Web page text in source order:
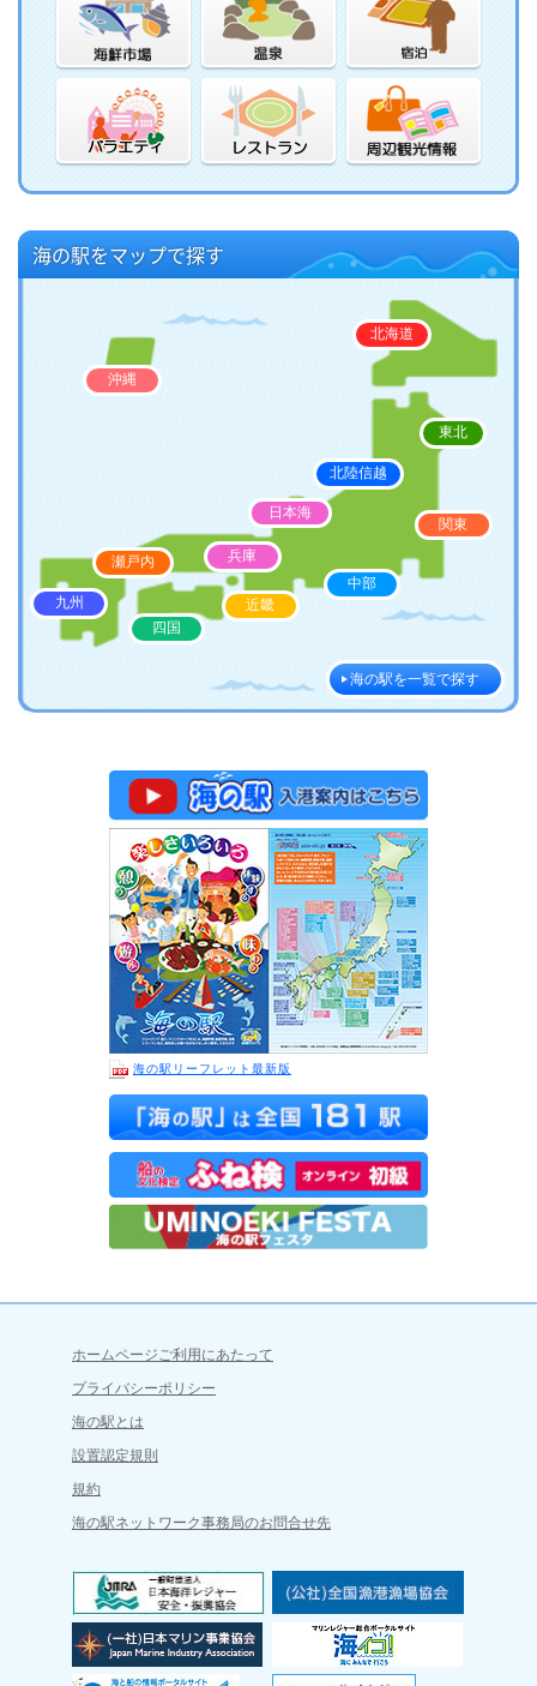
海の駅をマップで探す
沖縄
北海道
北陸信越
日本海
兵庫
東北
瀬戸内
九州
四国
近畿
関東
中部
海の駅を一覧で探す
海の駅リーフレット最新版
ホームページご利用にあたって
プライバシーポリシー
海の駅とは
設置認定規則
規約
海の駅ネットワーク事務局のお問合せ先